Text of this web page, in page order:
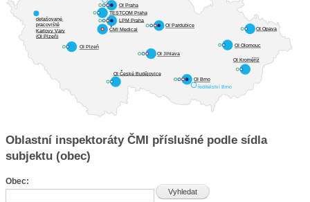
OI Pardubice
OI Praha
TESTCOM Praha
LPM Praha
ČMI Medical
OI Plzeň
OI Jihlava
OI České Budějovice
detašované
pracoviště
Karlovy Vary
(OI Plzeň)
OI Brno
OI Kroměříž
OI Olomouc
OI Opava
ředitelství Brno
Oblastní inspektoráty ČMI příslušné podle sídla
subjektu (obec)
Obec: